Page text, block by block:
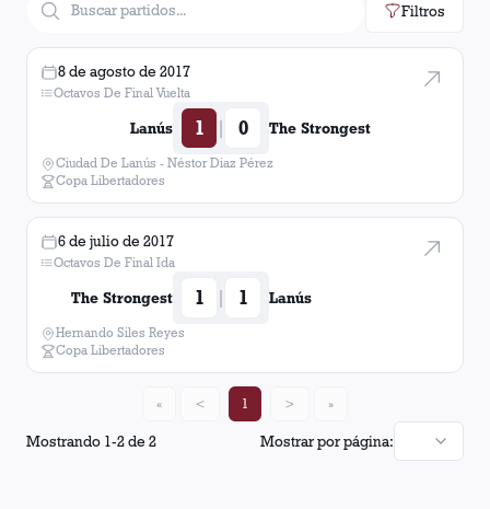
Filtros
8 de agosto de 2017
Octavos De Final Vuelta
Lanús 1 | 0 The Strongest
Ciudad De Lanús - Néstor Diaz Pérez
Copa Libertadores
6 de julio de 2017
Octavos De Final Ida
The Strongest 1 | 1 Lanús
Hernando Siles Reyes
Copa Libertadores
Mostrando 1-2de2 Mostrar por página:
« < 1 > »